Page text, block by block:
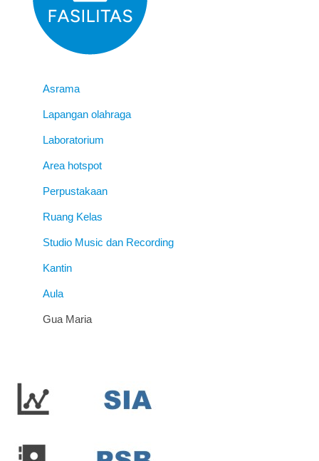
Asrama
Lapangan olahraga
Laboratorium
Area hotspot
Perpustakaan
Ruang Kelas
Studio Music dan Recording
Kantin
Aula
Gua Maria